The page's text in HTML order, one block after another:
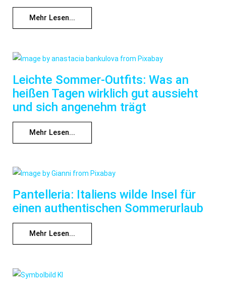
Mehr Lesen...
Leichte Sommer-Outfits: Was an
heißen Tagen wirklich gut aussieht
und sich angenehm trägt
Mehr Lesen...
Pantelleria: Italiens wilde Insel für
einen authentischen Sommerurlaub
Mehr Lesen...